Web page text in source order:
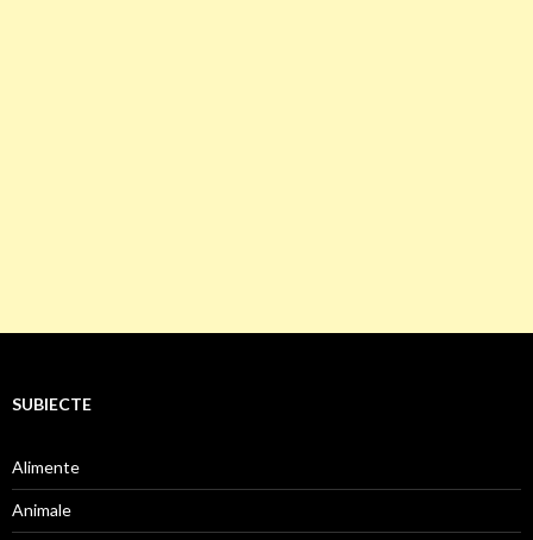
SUBIECTE
Alimente
Animale